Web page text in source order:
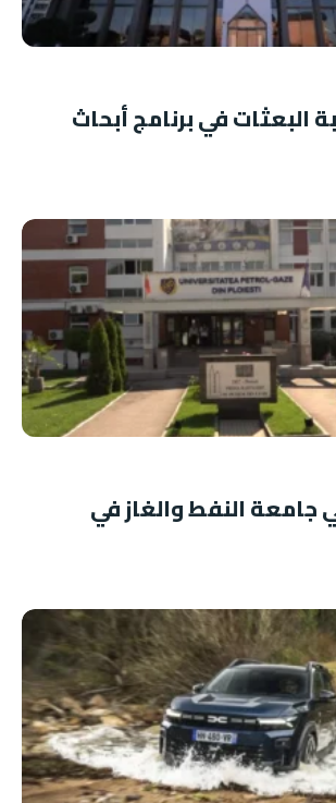
البعثات في برنامج أبحاث
جامعة النفط والغاز في